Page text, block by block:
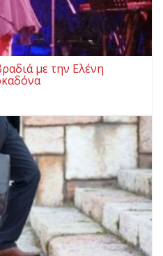
με την Ελένη